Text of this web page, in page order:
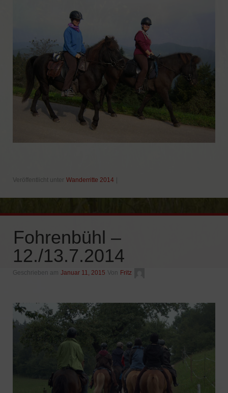
Veröffentlicht unter Wanderritte 2014 |
Fohrenbühl –
12./13.7.2014
Geschrieben am Januar 11, 2015 Von Fritz